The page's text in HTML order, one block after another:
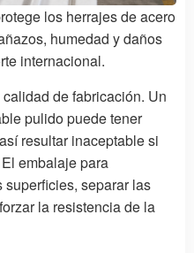
los herrajes de acero
humedad y daños
internacional.
de fabricación. Un
pulido puede tener
resultar inaceptable si
embalaje para
separar las
la resistencia de la